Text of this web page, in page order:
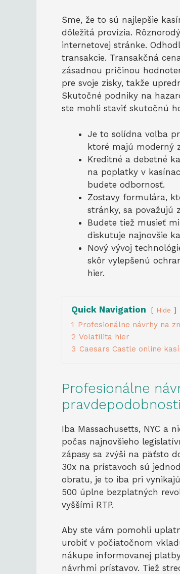
Sme, že to sú najlepšie
dôležitá provízia.
internetovej stránke.
transakcie. Transakčná
zásadnou príčinou
pre svoje zisky, takže
Skutočné podniky na
ste mohli staviť skutočnú
Je to solídna voľba
ktoré majú moderný
Kreditné a debetné
na poplatky v
budete odbornosť.
Zostavy formulára,
stránky, sa považujú
Budete tiež musieť
diskutuje najnovšie
Nový vývoj
skôr vylepšenú
hier.
Quick Navigation Hide
1 Profesionálne návrhy na
2 Volatilita hier
3 Caesars Castle online
Profesionálne
Iba Massachusetts, NYC a
počas najnovšieho
zápasy sa zvýši na päťsto
30x na prístavoch sú
obratu, je to iba pri
500 úplne bezplatných
vyššími RTP.
Aby ste vám pomohli
urobiť v počiatočnom
nákupe informovanej
návrhmi prístavov. Tiež